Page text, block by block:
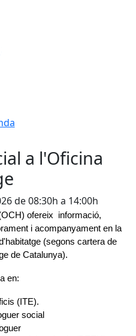
a l'Oficina
de 08:30h a 14:00h
ofereix  informació,
i acompanyament en la
(segons cartera de
de Catalunya).
en:
(ITE).
social